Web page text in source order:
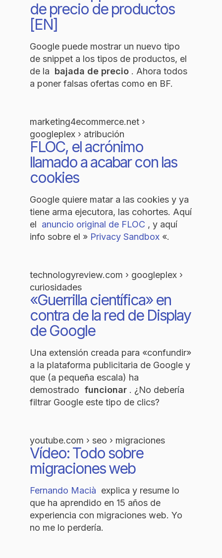
de precio de productos
[EN]
Google puede mostrar un nuevo tipo
de snippet a los tipos de productos, el
de la bajada de precio . Ahora todos
a poner falsas ofertas como en BF.
marketing4ecommerce.net ›
googleplex › atribución
FLOC, el acrónimo
llamado a acabar con las
cookies
Google quiere matar a las cookies y ya
tiene arma ejecutora, las cohortes. Aquí
el anuncio original de FLOC , y aquí
info sobre el » Privacy Sandbox «.
technologyreview.com › googleplex ›
curiosidades
«Guerrilla científica» en
contra de la red de Display
de Google
Una extensión creada para «confundir»
a la plataforma publicitaria de Google y
que (a pequeña escala) ha
demostrado funcionar . ¿No debería
filtrar Google este tipo de clics?
youtube.com › seo › migraciones
Vídeo: Todo sobre
migraciones web
Fernando Macià explica y resume lo
que ha aprendido en 15 años de
experiencia con migraciones web. Yo
no me lo perdería.